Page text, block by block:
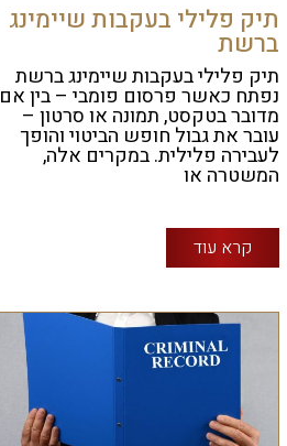
תיק פלילי בעקבות שיימינג
ברשת
תיק פלילי בעקבות שיימינג ברשת
נפתח כאשר פרסום פומבי – בין אם
מדובר בטקסט, תמונה או סרטון –
עובר את גבול חופש הביטוי והופך
לעבירה פלילית. במקרים אלה,
המשטרה או
קרא עוד